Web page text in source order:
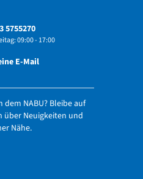
5755270
09:00 - 17:00
E-Mail
dem NABU? Bleibe auf
über Neuigkeiten und
Nähe.